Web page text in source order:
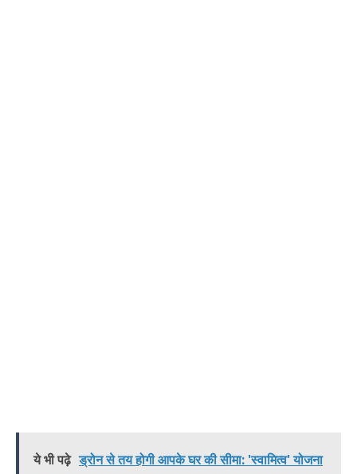
ये भी पढ़े ड्रोन से तय होगी आपके घर की सीमा: 'स्वामित्व' योजना